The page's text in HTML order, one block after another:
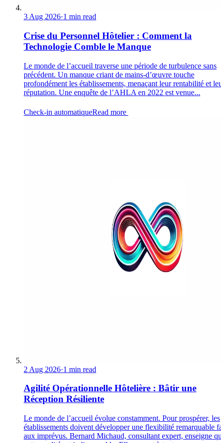
3 Aug 2026·1 min read
Crise du Personnel Hôtelier : Comment la
Technologie Comble le Manque
Le monde de l’accueil traverse une période de turbulence sans
précédent. Un manque criant de mains-d’œuvre touche
profondément les établissements, menaçant leur rentabilité et
réputation. Une enquête de l’AHLA en 2022 est venue...
Check-in automatiqueRead more
2 Aug 2026·1 min read
Agilité Opérationnelle Hôtelière : Bâtir une
Réception Résiliente
Le monde de l’accueil évolue constamment. Pour prospérer, les
établissements doivent développer une flexibilité remarquable
aux imprévus. Bernard Michaud, consultant expert, enseigne